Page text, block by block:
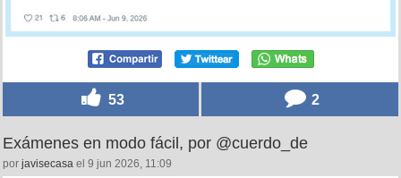
53 2
Exámenes en modo fácil, por @cuerdo_de
por javisecasa el 9 jun 2026, 11:09